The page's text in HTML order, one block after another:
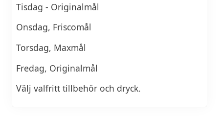
Tisdag - Originalmål
Onsdag, Friscomål
Torsdag, Maxmål
Fredag, Originalmål
Välj valfritt tillbehör och dryck.